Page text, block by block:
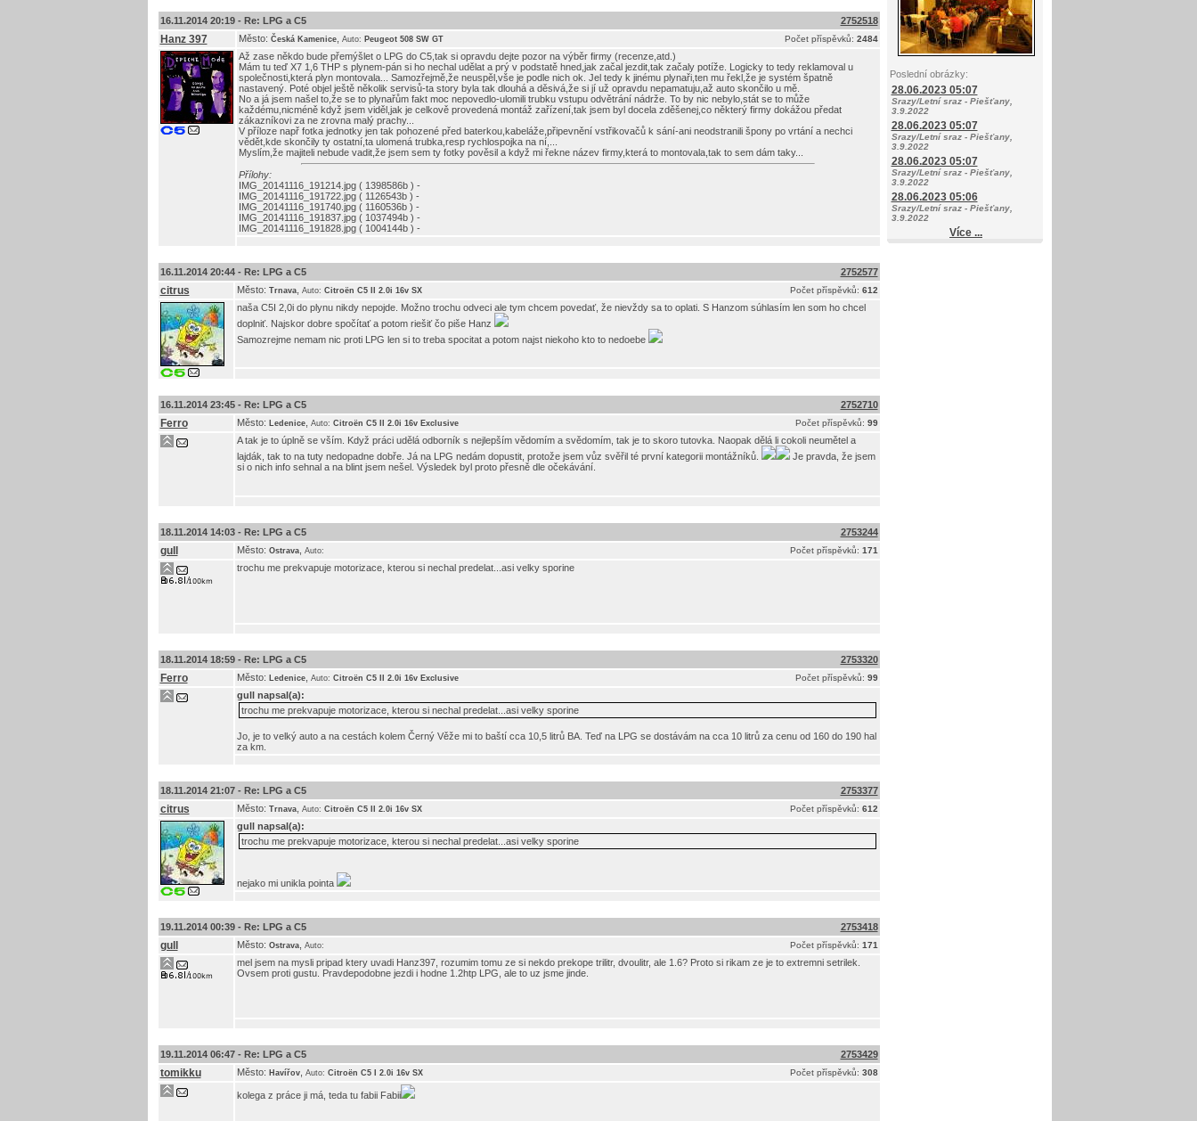
16.11.2014 20:19 - Re: LPG a C5 2752518
Hanz 397 Město: Česká Kamenice, Auto: Peugeot 508 SW GT Počet příspěvků: 2484
Až zase někdo bude přemýšlet o LPG do C5,tak si opravdu dejte pozor na výběr firmy (recenze,atd.)
Mám tu teď X7 1,6 THP s plynem-pán si ho nechal udělat a prý v podstatě hned,jak začal jezdit,tak začaly potíže. Logicky to tedy reklamoval u
společnosti,která plyn montovala... Samozřejmě,že neuspěl,vše je podle nich ok. Jel tedy k jinému plynaři,ten mu řekl,že je systém špatně
nastavený. Poté objel ještě několik servisů-ta story byla tak dlouhá a děsivá,že si jí už opravdu nepamatuju,až auto skončilo u mě.
No a já jsem našel to,že se to plynařům fakt moc nepovedlo-ulomili trubku vstupu odvětrání nádrže. To by nic nebylo,stát se to může
každému,nicméně když jsem viděl,jak je celkově provedená montáž zařízení,tak jsem byl docela zděšenej,co některý firmy dokážou předat
zákazníkovi za ne zrovna malý prachy...
V příloze např fotka jednotky jen tak pohozené před baterkou,kabeláže,připevnění vstřikovačů k sání-ani neodstranili špony po vrtání a nechci
vědět,kde skončily ty ostatní,ta ulomená trubka,resp rychlospojka na ní,...
Myslím,že majiteli nebude vadit,že jsem sem ty fotky pověsil a když mi řekne název firmy,která to montovala,tak to sem dám taky...
Přílohy:
IMG_20141116_191214.jpg ( 1398586b ) -
IMG_20141116_191722.jpg ( 1126543b ) -
IMG_20141116_191740.jpg ( 1160536b ) -
IMG_20141116_191837.jpg ( 1037494b ) -
IMG_20141116_191828.jpg ( 1004144b ) -
16.11.2014 20:44 - Re: LPG a C5 2752577
citrus Město: Trnava, Auto: Citroën C5 II 2.0i 16v SX Počet příspěvků: 612
naša C5I 2,0i do plynu nikdy nepojde. Možno trochu odveci ale tym chcem povedať, že nievždy sa to oplati. S Hanzom súhlasím len som ho chcel
doplniť. Najskor dobre spočítať a potom riešiť čo piše Hanz
Samozrejme nemam nic proti LPG len si to treba spocitat a potom najst niekoho kto to nedoebe
16.11.2014 23:45 - Re: LPG a C5 2752710
Ferro Město: Ledenice, Auto: Citroën C5 II 2.0i 16v Exclusive Počet příspěvků: 99
A tak je to úplně se vším. Když práci udělá odborník s nejlepším vědomím a svědomím, tak je to skoro tutovka. Naopak dělá li cokoli neumětel a
lajdák, tak to na tuty nedopadne dobře. Já na LPG nedám dopustit, protože jsem vůz svěřil té první kategorii montážníků.
Je pravda, že jsem
si o nich info sehnal a na blint jsem nešel. Výsledek byl proto přesně dle očekávání.
18.11.2014 14:03 - Re: LPG a C5 2753244
gull Město: Ostrava, Auto: Počet příspěvků: 171
trochu me prekvapuje motorizace, kterou si nechal predelat...asi velky sporine
18.11.2014 18:59 - Re: LPG a C5 2753320
Ferro Město: Ledenice, Auto: Citroën C5 II 2.0i 16v Exclusive Počet příspěvků: 99
gullnapsal(a):
trochu me prekvapuje motorizace, kterou si nechal predelat...asi velky sporine
Jo, je to velký auto a na cestách kolem Černý Věže mi to baští cca 10,5 litrů BA. Teď na LPG se dostávám na cca 10 litrů za cenu od 160 do 190 hal
za km.
18.11.2014 21:07 - Re: LPG a C5 2753377
citrus Město: Trnava, Auto: Citroën C5 II 2.0i 16v SX Počet příspěvků: 612
gullnapsal(a):
trochu me prekvapuje motorizace, kterou si nechal predelat...asi velky sporine
nejako mi unikla pointa
19.11.2014 00:39 - Re: LPG a C5 2753418
gull Město: Ostrava, Auto: Počet příspěvků: 171
mel jsem na mysli pripad ktery uvadi Hanz397, rozumim tomu ze si nekdo prekope trilitr, dvoulitr, ale 1.6? Proto si rikam ze je to extremni setrilek.
Ovsem proti gustu. Pravdepodobne jezdi i hodne 1.2htp LPG, ale to uz jsme jinde.
19.11.2014 06:47 - Re: LPG a C5 2753429
tomikku Město: Havířov, Auto: Citroën C5 I 2.0i 16v SX Počet příspěvků: 308
kolega z práce ji má, teda tu fabii Fabii
Poslední obrázky:
28.06.2023 05:07
Srazy/Letní sraz - Piešťany,
3.9.2022
28.06.2023 05:07
Srazy/Letní sraz - Piešťany,
3.9.2022
28.06.2023 05:07
Srazy/Letní sraz - Piešťany,
3.9.2022
28.06.2023 05:06
Srazy/Letní sraz - Piešťany,
3.9.2022
Více ...